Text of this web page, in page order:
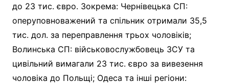
до 23 тис. євро. Зокрема: Чернівецька СП:
оперуповноважений та спільник отримали 35,5
тис. дол. за переправлення трьох чоловіків;
Волинська СП: військовослужбовець ЗСУ та
цивільний вимагали 23 тис. євро за вивезення
чоловіка до Польщі; Одеса та інші регіони: